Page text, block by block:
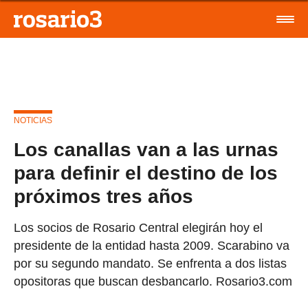
NOTICIAS
Los canallas van a las urnas
para definir el destino de los
próximos tres años
Los socios de Rosario Central elegirán hoy el
presidente de la entidad hasta 2009. Scarabino va
por su segundo mandato. Se enfrenta a dos listas
opositoras que buscan desbancarlo. Rosario3.com